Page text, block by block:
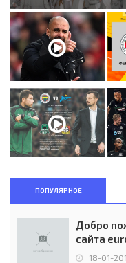
ПОПУЛЯРНОЕ
Добро
сайта
18-01-